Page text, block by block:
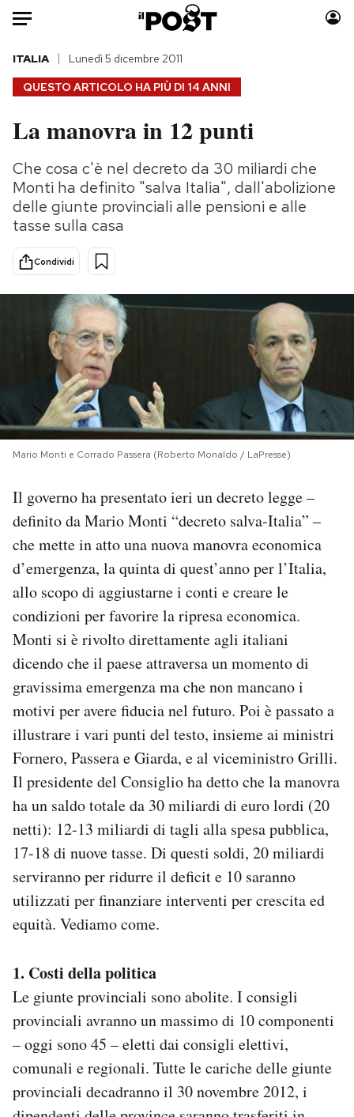
Auto
HOME
Italia
Politica
Tecnologia
Internet
Scienza
Cultura
Economia
Sport
Moda
Consumismi
Storie/Idee
Altrecose
Mondiali calcio 2026
PODCAST
NEWSLETTER
I MIEI PREFERITI
SHOP
CALENDARIO
AREA PERSONALE
Area Personale
Notifiche mobile
Regala il Post
Hai bisogno di aiuto?
Esci
QUESTO ARTICOLO HA PIÙ DI 14 ANNI
ITALIA Lunedì 5 dicembre 2011
La manovra in 12 punti
Che cosa c'è nel decreto da 30 miliardi che
Monti ha definito "salva Italia", dall'abolizione
delle giunte provinciali alle pensioni e alle
tasse sulla casa
Condividi
Mario Monti e Corrado Passera (Roberto Monaldo / LaPresse)
Il governo ha presentato ieri un decreto legge –
definito da Mario Monti “decreto salva-Italia” –
che mette in atto una nuova manovra economica
d’emergenza, la quinta di quest’anno per l’Italia,
allo scopo di aggiustarne i conti e creare le
condizioni per favorire la ripresa economica.
Monti si è rivolto direttamente agli italiani
dicendo che il paese attraversa un momento di
gravissima emergenza ma che non mancano i
motivi per avere fiducia nel futuro. Poi è passato a
illustrare i vari punti del testo, insieme ai ministri
Fornero, Passera e Giarda, e al viceministro Grilli.
Il presidente del Consiglio ha detto che la manovra
ha un saldo totale da 30 miliardi di euro lordi (20
netti): 12-13 miliardi di tagli alla spesa pubblica,
17-18 di nuove tasse. Di questi soldi, 20 miliardi
serviranno per ridurre il deficit e 10 saranno
utilizzati per finanziare interventi per crescita ed
equità. Vediamo come.
1. Costi della politica
Le giunte provinciali sono abolite. I consigli
provinciali avranno un massimo di 10 componenti
– oggi sono 45 – eletti dai consigli elettivi,
comunali e regionali. Tutte le cariche delle giunte
provinciali decadranno il 30 novembre 2012, i